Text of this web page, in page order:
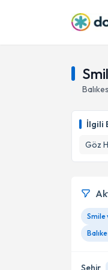
İlgili
Göz
Şehir